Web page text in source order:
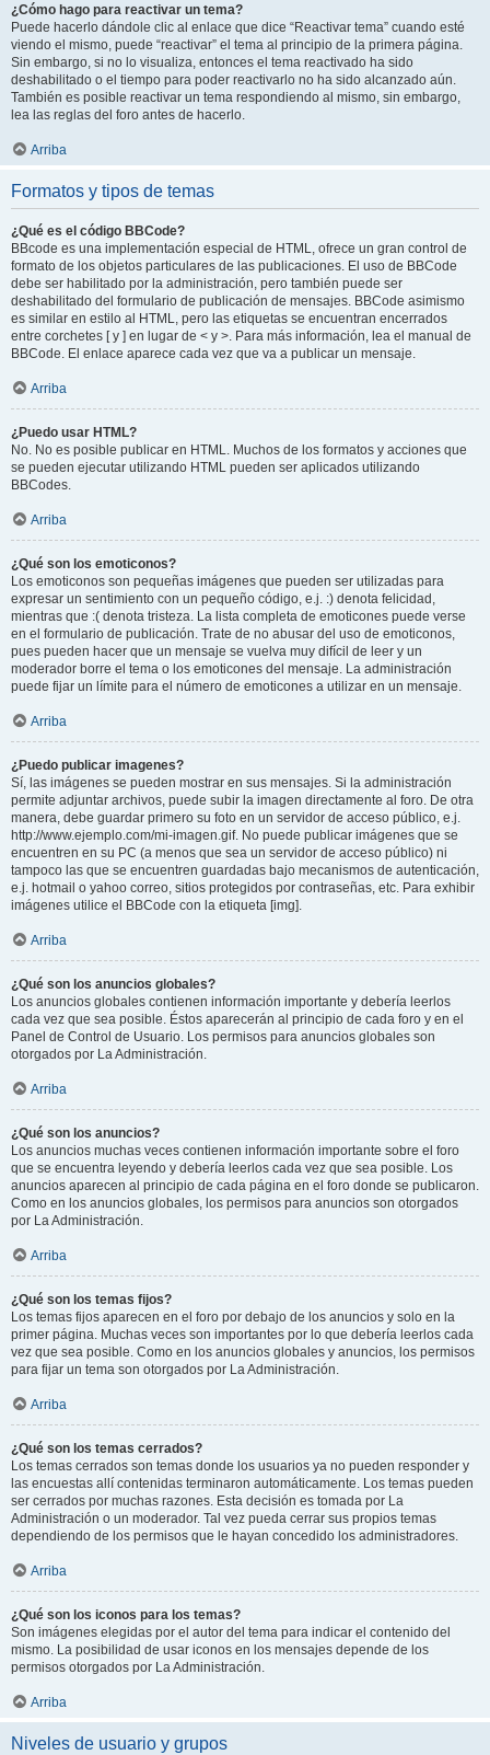
¿Cómo hago para reactivar un tema?
Puede hacerlo dándole clic al enlace que dice “Reactivar tema” cuando esté
viendo el mismo, puede “reactivar” el tema al principio de la primera página.
Sin embargo, si no lo visualiza, entonces el tema reactivado ha sido
deshabilitado o el tiempo para poder reactivarlo no ha sido alcanzado aún.
También es posible reactivar un tema respondiendo al mismo, sin embargo,
lea las reglas del foro antes de hacerlo.
Arriba
Formatos y tipos de temas
¿Qué es el código BBCode?
BBcode es una implementación especial de HTML, ofrece un gran control de
formato de los objetos particulares de las publicaciones. El uso de BBCode
debe ser habilitado por la administración, pero también puede ser
deshabilitado del formulario de publicación de mensajes. BBCode asimismo
es similar en estilo al HTML, pero las etiquetas se encuentran encerrados
entre corchetes [ y ] en lugar de < y >. Para más información, lea el manual de
BBCode. El enlace aparece cada vez que va a publicar un mensaje.
Arriba
¿Puedo usar HTML?
No. No es posible publicar en HTML. Muchos de los formatos y acciones que
se pueden ejecutar utilizando HTML pueden ser aplicados utilizando
BBCodes.
Arriba
¿Qué son los emoticonos?
Los emoticonos son pequeñas imágenes que pueden ser utilizadas para
expresar un sentimiento con un pequeño código, e.j. :) denota felicidad,
mientras que :( denota tristeza. La lista completa de emoticones puede verse
en el formulario de publicación. Trate de no abusar del uso de emoticonos,
pues pueden hacer que un mensaje se vuelva muy difícil de leer y un
moderador borre el tema o los emoticones del mensaje. La administración
puede fijar un límite para el número de emoticones a utilizar en un mensaje.
Arriba
¿Puedo publicar imagenes?
Sí, las imágenes se pueden mostrar en sus mensajes. Si la administración
permite adjuntar archivos, puede subir la imagen directamente al foro. De otra
manera, debe guardar primero su foto en un servidor de acceso público, e.j.
http://www.ejemplo.com/mi-imagen.gif. No puede publicar imágenes que se
encuentren en su PC (a menos que sea un servidor de acceso público) ni
tampoco las que se encuentren guardadas bajo mecanismos de autenticación,
e.j. hotmail o yahoo correo, sitios protegidos por contraseñas, etc. Para exhibir
imágenes utilice el BBCode con la etiqueta [img].
Arriba
¿Qué son los anuncios globales?
Los anuncios globales contienen información importante y debería leerlos
cada vez que sea posible. Éstos aparecerán al principio de cada foro y en el
Panel de Control de Usuario. Los permisos para anuncios globales son
otorgados por La Administración.
Arriba
¿Qué son los anuncios?
Los anuncios muchas veces contienen información importante sobre el foro
que se encuentra leyendo y debería leerlos cada vez que sea posible. Los
anuncios aparecen al principio de cada página en el foro donde se publicaron.
Como en los anuncios globales, los permisos para anuncios son otorgados
por La Administración.
Arriba
¿Qué son los temas fijos?
Los temas fijos aparecen en el foro por debajo de los anuncios y solo en la
primer página. Muchas veces son importantes por lo que debería leerlos cada
vez que sea posible. Como en los anuncios globales y anuncios, los permisos
para fijar un tema son otorgados por La Administración.
Arriba
¿Qué son los temas cerrados?
Los temas cerrados son temas donde los usuarios ya no pueden responder y
las encuestas allí contenidas terminaron automáticamente. Los temas pueden
ser cerrados por muchas razones. Esta decisión es tomada por La
Administración o un moderador. Tal vez pueda cerrar sus propios temas
dependiendo de los permisos que le hayan concedido los administradores.
Arriba
¿Qué son los iconos para los temas?
Son imágenes elegidas por el autor del tema para indicar el contenido del
mismo. La posibilidad de usar iconos en los mensajes depende de los
permisos otorgados por La Administración.
Arriba
Niveles de usuario y grupos